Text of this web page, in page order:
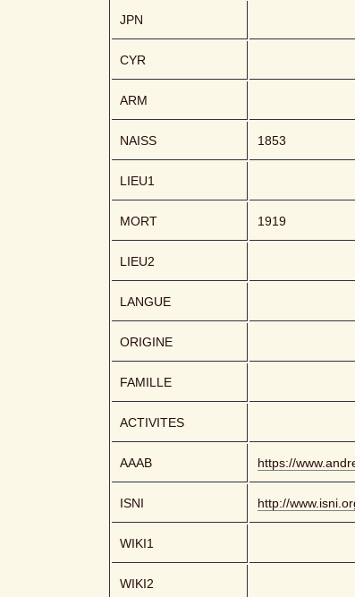
JPN
CYR
ARM
NAISS 1853
LIEU1
MORT 1919
LIEU2
LANGUE
ORIGINE
FAMILLE
ACTIVITES
AAAB https://
ISNI http://
WIKI1
WIKI2